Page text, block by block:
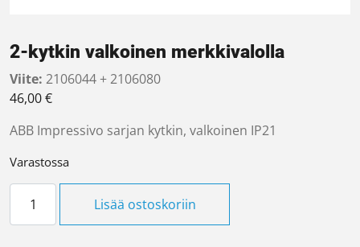
2-kytkin valkoinen merkkivalolla
Viite: 2106044 + 2106080
46,00€
ABB Impressivo sarjan kytkin, valkoinen IP21
Varastossa
Lisää ostoskoriin